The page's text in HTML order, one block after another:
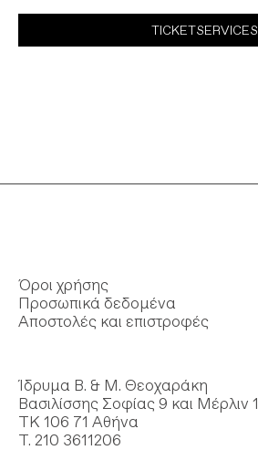
TICKETSERVICES
Όροι χρήσης
Προσωπικά δεδομένα
Αποστολές και επιστροφές
Ίδρυμα Β. & Μ. Θεοχαράκη
Βασιλίσσης Σοφίας 9 και Μέρλιν 1
ΤΚ 106 71 Αθήνα
Τ. 210 3611206